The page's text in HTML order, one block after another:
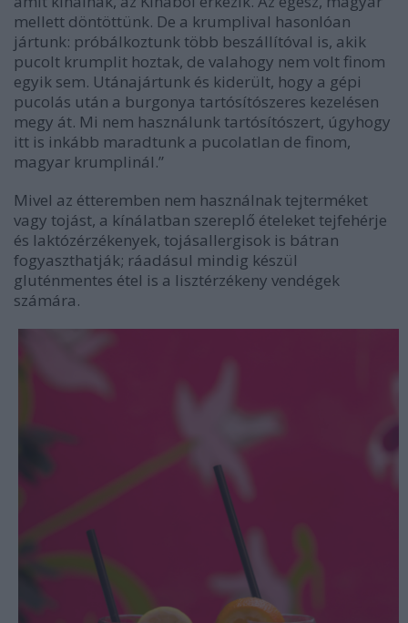
mellett döntöttünk. De a krumplival hasonlóan
jártunk: próbálkoztunk több beszállítóval is, akik
pucolt krumplit hoztak, de valahogy nem volt finom
egyik sem. Utánajártunk és kiderült, hogy a gépi
pucolás után a burgonya tartósítószeres kezelésen
megy át. Mi nem használunk tartósítószert, úgyhogy
itt is inkább maradtunk a pucolatlan de finom,
magyar krumplinál.”
Mivel az étteremben nem használnak tejterméket
vagy tojást, a kínálatban szereplő ételeket tejfehérje
és laktózérzékenyek, tojásallergisok is bátran
fogyaszthatják; ráadásul mindig készül
gluténmentes étel is a lisztérzékeny vendégek
számára.